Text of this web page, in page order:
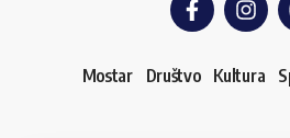
Mostar Društvo Kultura